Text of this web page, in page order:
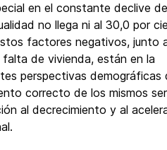
en el constante declive
no llega ni al 30,0 por
factores negativos, junto
de vivienda, están en la
perspectivas demográficas
correcto de los mismos
al decrecimiento y al